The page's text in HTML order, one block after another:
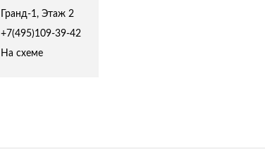
Гранд-1, Этаж 2
+7(495)109-39-42
На схеме